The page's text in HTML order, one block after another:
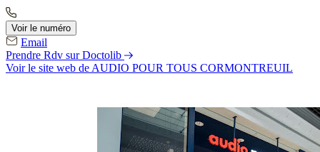
Voir le numéro
Email
Prendre Rdv sur Doctolib
Voir le site web de AUDIO POUR TOUS CORMONTREUIL